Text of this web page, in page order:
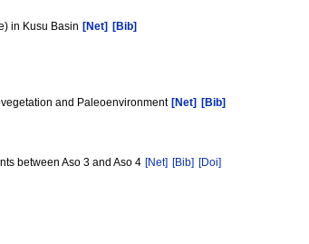
in Kusu Basin [Net] [Bib]
and Paleoenvironment [Net]
[Bib]
between Aso 3 and Aso 4 [Net] [Bib] [Doi]